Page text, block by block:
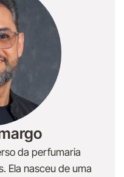
da perfumaria
Ela nasceu de uma